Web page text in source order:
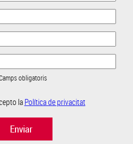
obligatoris
laPolítica de privacitat
Enviar